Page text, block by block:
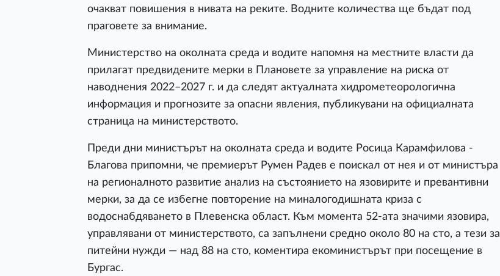
очакват повишения в нивата на реките. Водните количества ще бъдат под
праговете за внимание.
Министерство на околната среда и водите напомня на местните власти да
прилагат предвидените мерки в Плановете за управление на риска от
наводнения 2022–2027 г. и да следят актуалната хидрометеорологична
информация и прогнозите за опасни явления, публикувани на официалната
страница на министерството.
Преди дни министърът на околната среда и водите Росица Карамфилова -
Благова припомни, че премиерът Румен Радев е поискал от нея и от министъра
на регионалното развитие анализ на състоянието на язовирите и превантивни
мерки, за да се избегне повторение на миналогодишната криза с
водоснабдяването в Плевенска област. Към момента 52-ата значими язовира,
управлявани от министерството, са запълнени средно около 80 на сто, а тези за
питейни нужди — над 88 на сто, коментира екоминистърът при посещение в
Бургас.